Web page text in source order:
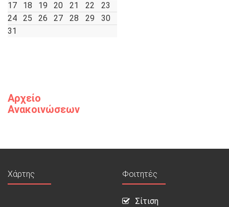
17
18 19 20 21 22
23
24
25 26 27 28 29
30
31
Αρχείο
Ανακοινώσεων
Χάρτης Φοιτητές
Σίτιση